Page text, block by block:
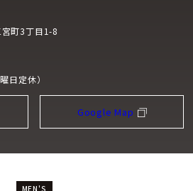
町3丁目1-8
日定休）
Google Map
MEN'S